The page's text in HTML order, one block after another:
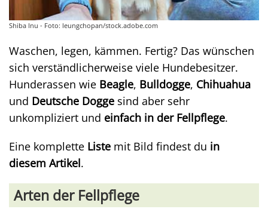
Shiba Inu - Foto: leungchopan/stock.adobe.com
Waschen, legen, kämmen. Fertig? Das wünschen
sich verständlicherweise viele Hundebesitzer.
Hunderassen wie Beagle, Bulldogge, Chihuahua
und Deutsche Dogge sind aber sehr
unkompliziert und einfach in der Fellpflege.
Eine komplette Liste mit Bild findest du in
diesem Artikel.
Arten der Fellpflege